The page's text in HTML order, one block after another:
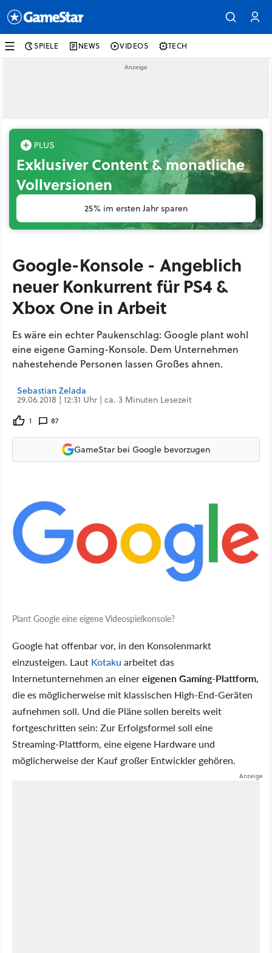
SPIELE NEWS VIDEOS TECH
Exklusiver Content & monatliche
Vollversionen
25% im ersten Jahr sparen
Google-Konsole - Angeblich
neuer Konkurrent für PS4 &
Xbox One in Arbeit
Es wäre ein echter Paukenschlag: Google plant wohl
eine eigene Gaming-Konsole. Dem Unternehmen
nahestehende Personen lassen Großes ahnen.
Sebastian Zelada
29.06.2018 | 12:31 Uhr | ca. 3 Minuten Lesezeit
1 87
GameStar bei Google bevorzugen
Plant Google eine eigene Videospielkonsole?
Google hat offenbar vor, in den Konsolenmarkt
einzusteigen. Laut Kotaku arbeitet das
Internetunternehmen an einereigenen Gaming-Plattform,
die es möglicherweise mit klassischen High-End-Geräten
aufnehmen soll. Und die Pläne sollen bereits weit
fortgeschritten sein: Zur Erfolgsformel soll eine
Streaming-Plattform, eine eigene Hardware und
möglicherweise der Kauf großer Entwickler gehören.